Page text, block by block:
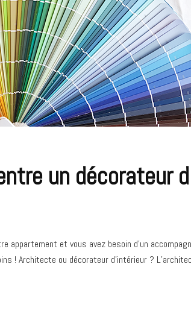
un décorateur
appartement et vous avez besoin d’un
! Architecte ou décorateur d’intérieur ?